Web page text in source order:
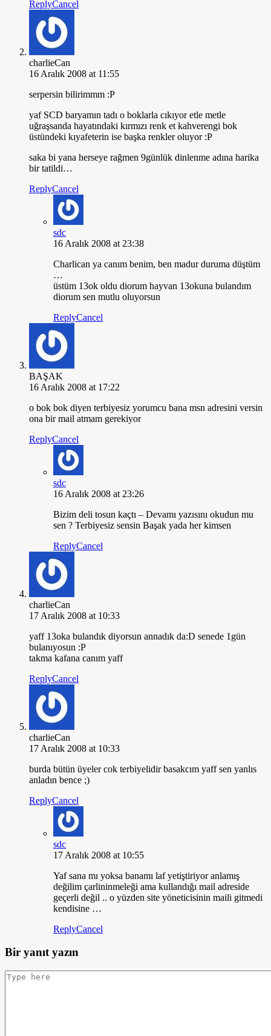
ReplyCancel
charlieCan
16 Aralık 2008 at 11:55
serpersin bilirimmm :P
yaf SCD baryamın tadı o boklarla cıkıyor etle metle
uğraşsanda hayatındaki kırmızı renk et kahverengi bok
üstündeki kıyafeterin ise başka renkler oluyor :P
saka bi yana herseye rağmen 9günlük dinlenme adına harika
bir tatildi…
ReplyCancel
sdc
16 Aralık 2008 at 23:38
Charlican ya canım benim, ben madur duruma düştüm
…
üstüm 13ok oldu diorum hayvan 13okuna bulandım
diorum sen mutlu oluyorsun
ReplyCancel
BAŞAK
16 Aralık 2008 at 17:22
o bok bok diyen terbiyesiz yorumcu bana msn adresini versin
ona bir mail atmam gerekiyor
ReplyCancel
sdc
16 Aralık 2008 at 23:26
Bizim deli tosun kaçtı – Devamı yazısını okudun mu
sen ? Terbiyesiz sensin Başak yada her kimsen
ReplyCancel
charlieCan
17 Aralık 2008 at 10:33
yaff 13oka bulandık diyorsun annadık da:D senede 1gün
bulanıyosun :P
takma kafana canım yaff
ReplyCancel
charlieCan
17 Aralık 2008 at 10:33
burda bütün üyeler cok terbiyelidir basakcım yaff sen yanlıs
anladın bence ;)
ReplyCancel
sdc
17 Aralık 2008 at 10:55
Yaf sana mı yoksa banamı laf yetiştiriyor anlamış
değilim çarlininmeleği ama kullandığı mail adreside
geçerli değil .. o yüzden site yöneticisinin maili gitmedi
kendisine …
ReplyCancel
Bir yanıt yazın